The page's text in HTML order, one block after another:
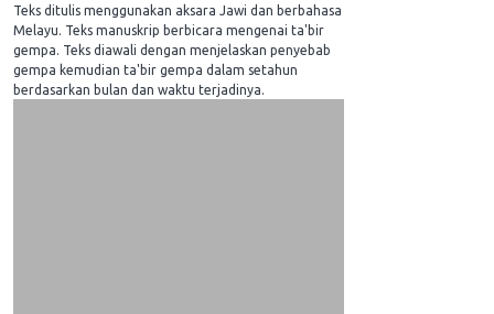
Teks ditulis menggunakan aksara Jawi dan berbahasa
Melayu. Teks manuskrip berbicara mengenai ta'bir
gempa. Teks diawali dengan menjelaskan penyebab
gempa kemudian ta'bir gempa dalam setahun
berdasarkan bulan dan waktu terjadinya.